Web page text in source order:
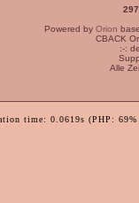
Powered by Orion
CBACK
:-:
Alle
time: 0.0619s (PHP: